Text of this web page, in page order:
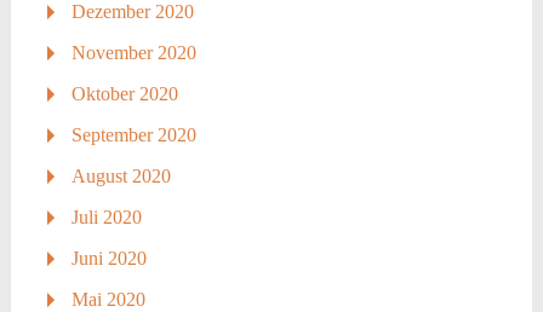
Dezember 2020
November 2020
Oktober 2020
September 2020
August 2020
Juli 2020
Juni 2020
Mai 2020